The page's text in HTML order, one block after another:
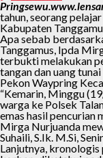
tahun, seorang
Kabupaten
Apa sebab
Tanggamus, Ipda
terbukti melakukan
tangan dan uang
Pekon Waypring
“Kemarin, Minggu
warga ke Polsek
emas hasil pencurian
Mirga Nurjuanda
Suhaili, S.Ik. M.Si,
Lanjutnya,